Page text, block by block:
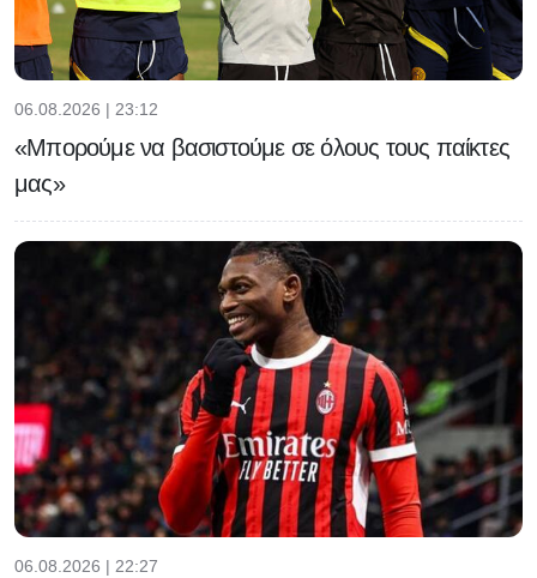
06.08.2026 | 23:12
«Μπορούμε να βασιστούμε σε όλους τους παίκτες
μας»
06.08.2026 | 22:27